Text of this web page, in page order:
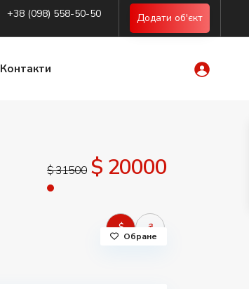
+38 (098) 558-50-50 Додати об'єкт
Контакти
$ 31500 $ 20000
$ ₴
Обране